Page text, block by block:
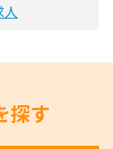
探す